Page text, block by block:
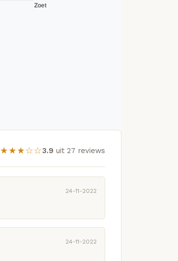
★★★☆☆3.9 uit 27 reviews
24-11-2022
24-11-2022